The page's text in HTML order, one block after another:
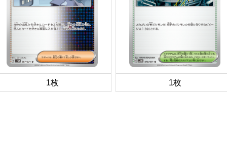
1枚 1枚